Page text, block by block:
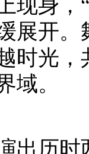
现身，
展开。
时光，
域。
出历时